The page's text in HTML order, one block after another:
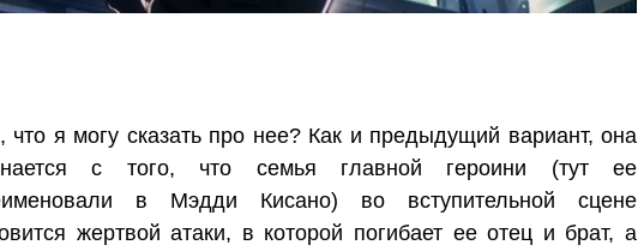
что я могу сказать про нее? Как и предыдущий вариант, она
с того, что семья главной героини (тут ее
в Мэдди Кисано) во вступительной сцене
жертвой атаки, в которой погибает ее отец и брат, а